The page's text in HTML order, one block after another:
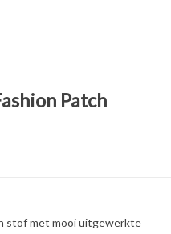
Patch
stof met mooi uitgewerkte